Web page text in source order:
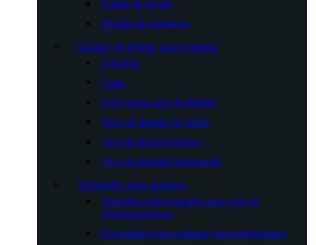
Estufa de tienda
Parrilla de barbacoa
Equipo de dormir para acampar
Colchón
Cuna
Forro para saco de dormir
Saco de dormir de sobre
Saco de dormir momia
Saco de dormir humanoide
Esenciales para acampar
Artículos para acampar para caja de
almacenamiento
Esenciales para acampar para refrigerador